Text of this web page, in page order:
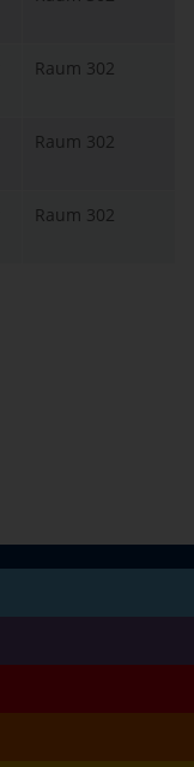
Raum 302
Raum 302
Raum 302